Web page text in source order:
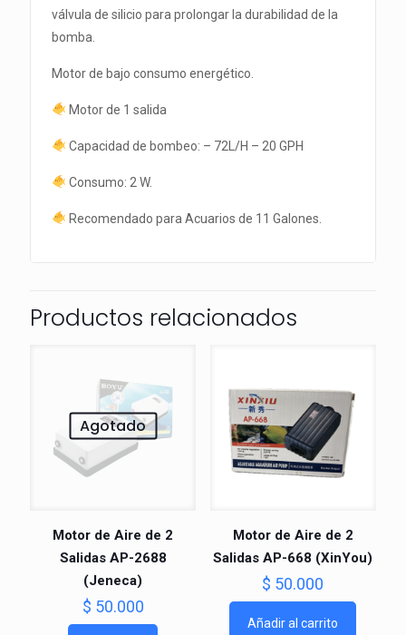
válvula de silicio para prolongar la durabilidad de la
bomba.
Motor de bajo consumo energético.
Motor de 1 salida
Capacidad de bombeo: – 72L/H – 20 GPH
Consumo: 2 W.
Recomendado para Acuarios de 11 Galones.
Productos relacionados
Agotado
Motor de Aire de 2
Salidas AP-2688
(Jeneca)
$ 50.000
Motor de Aire de 2
Salidas AP-668 (XinYou)
$ 50.000
Añadir al carrito